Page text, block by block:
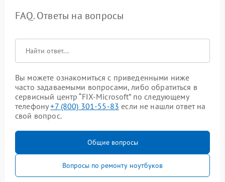
FAQ. Ответы на вопросы
Вы можете ознакомиться с приведенными ниже
часто задаваемыми вопросами, либо обратиться в
сервисный центр “FIX-Microsoft” по следующему
телефону+7 (800) 301-55-83 если не нашли ответ на
свой вопрос.
Общие вопросы
Вопросы по ремонту ноутбуков